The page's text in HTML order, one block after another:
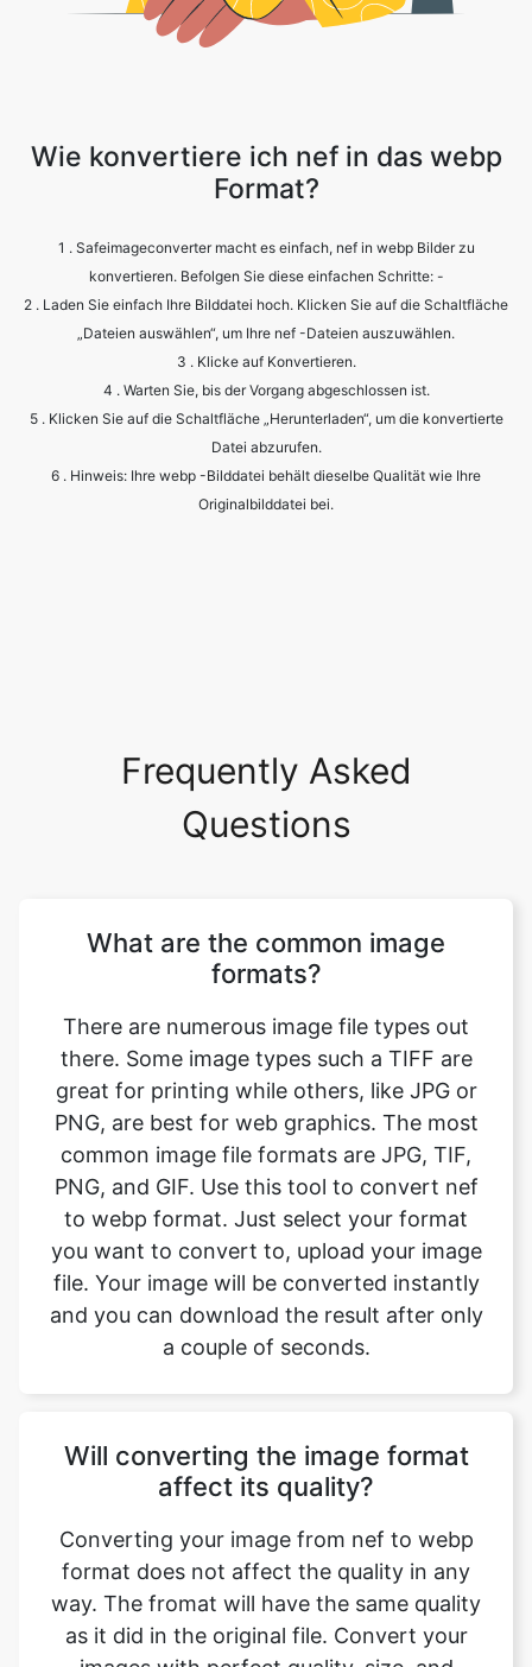
Wie konvertiere ich nef in das webp
1 . Safeimageconverter macht es einfach, nef in webp Bilder zu
konvertieren. Befolgen Sie diese einfachen Schritte: -
2 . Laden Sie einfach Ihre Bilddatei hoch. Klicken Sie auf die Schaltfläche
3 . Klicke auf Konvertieren.
4 . Warten Sie, bis der Vorgang abgeschlossen ist.
Datei abzurufen.
Originalbilddatei bei.
What are the common image
There are numerous image file types out
there. Some image types such a TIFF are
great for printing while others, like JPG or
PNG, are best for web graphics. The most
common image file formats are JPG, TIF,
PNG, and GIF. Use this tool to convert nef
to webp format. Just select your format
you want to convert to, upload your image
file. Your image will be converted instantly
and you can download the result after only
a couple of seconds.
Will converting the image format
Converting your image from nef to webp
format does not affect the quality in any
way. The fromat will have the same quality
as it did in the original file. Convert your
images with perfect quality, size, and
compression. Our online image converter
tool has this as one of its key features. We